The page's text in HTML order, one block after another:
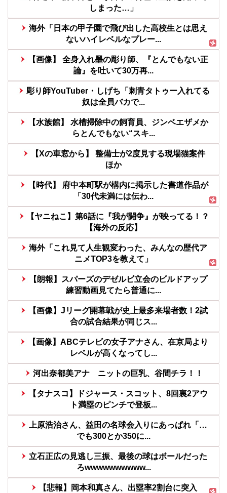
しまった…」
海外「日本の甲子園で飛び出した高校生とは思え
ないハイレベルなプレー...
【画像】 全身入れ墨の彫り師、『とんでもない正
論』を吐いて30万再...
彫り師YouTuber・しげち「刺青タトゥー入れてる
奴は全員バカで...
【水族館】 水槽掃除中の飼育員、ジンベエザメか
らとんでもない“スキ...
【Xの車窓から】 整備士が2度見する現場猫案件
ほか
【時代】 府中本町駅が構内に掲示した書道作品が
「30代未満には伝わ...
【ヤニねこ】第6話に『我が闘争』が映ってる！？
【海外の反応】
海外「これ見て人生観変わった、みんなの歴代ア
ニメTOP3を教えて」
【朗報】スパーズのデゼルビ立会のビルドアップ
練習動画見てたら普通に...
【画像】Jリーグ開幕戦が史上最多来場者数！2試
合の試合結果が同じス...
【画像】ABCテレビの女子アナさん、在京局より
レベルが高くなってし...
河出奈都美アナ ニットの巨乳、谷間チラ！！
【タナスコ】ドジャース・スコット、8回裏2アウ
ト満塁のピンチで登板...
上原浩治さん、益田の名球会入りにあっぱれ「…
でも300とか350に...
立石正広の見逃し三振、最後の球はボールだった
ろwwwwwwwwww...
【悲報】岡本和真さん、出塁率2割台に突入